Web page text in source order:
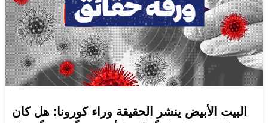
البيت الأبيض ينشر الحقيقة وراء كورونا: هل كان